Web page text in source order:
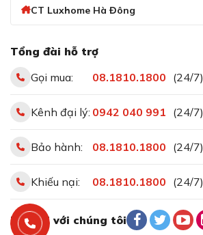
CT Luxhome Hà Đông
Tổng đài hỗ trợ
Gọi mua:
08.1810.1800 (24/7)
Kênh đại lý: 0942 040 991 (24/7)
Bảo hành: 08.1810.1800 (24/7)
Khiếu nại: 08.1810.1800 (24/7)
Kết nối với chúng tôi